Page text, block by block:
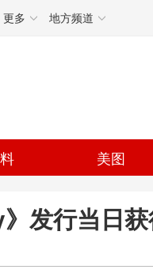
更多 地方频道
美图
发行当日